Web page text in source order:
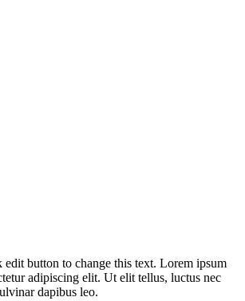
button to change this text. Lorem ipsum
adipiscing elit. Ut elit tellus, luctus nec
dapibus leo.